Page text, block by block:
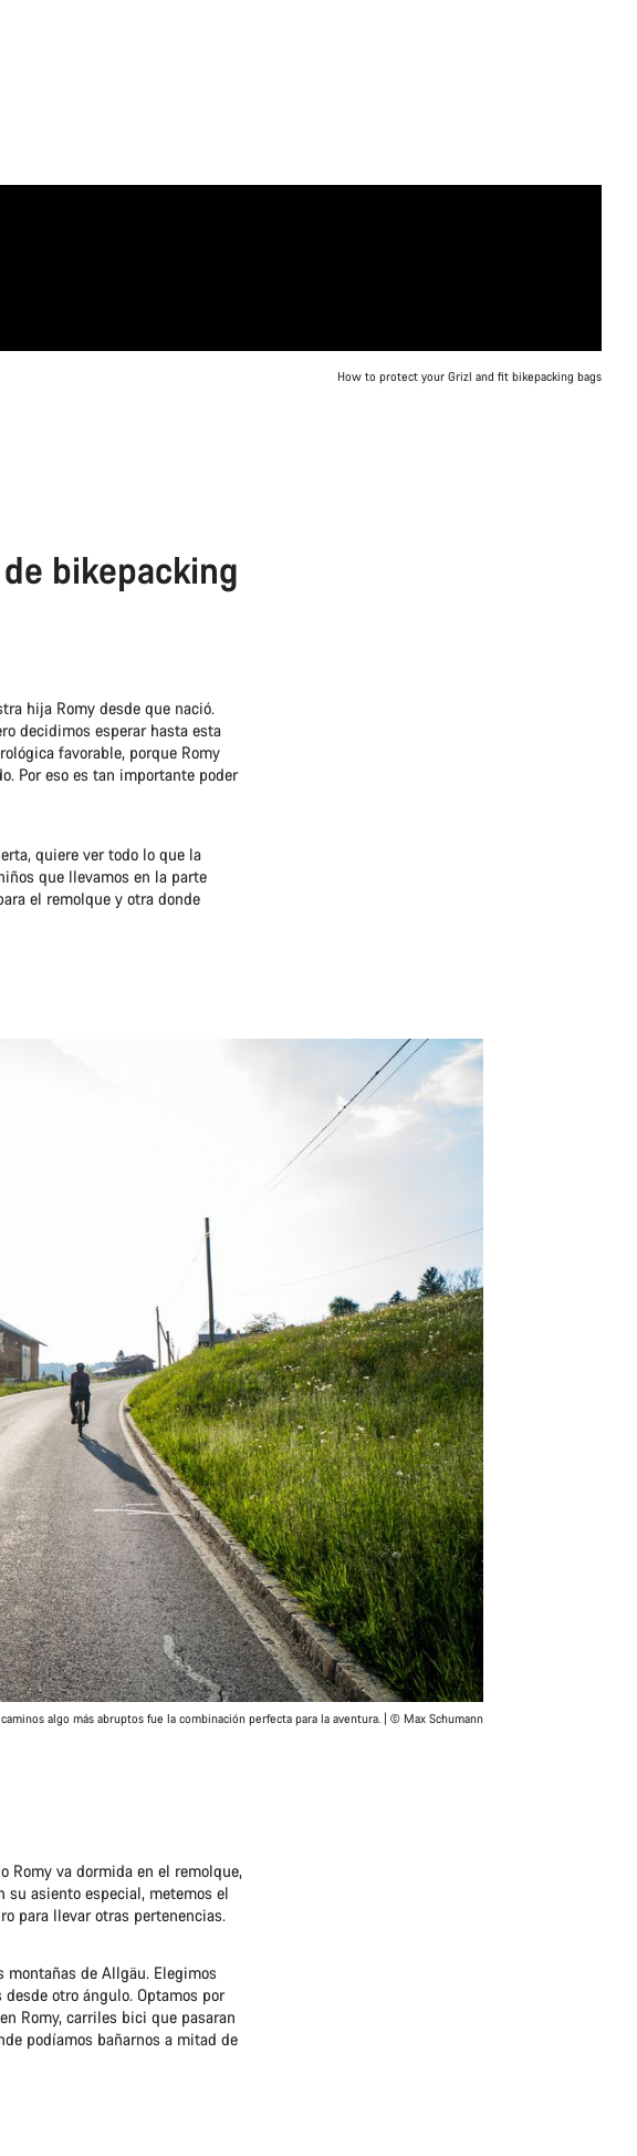
How to protect your Grizl and fit bikepacking bags
bikepacking
hija Romy desde que nació.
decidimos esperar hasta esta
favorable, porque Romy
Por eso es tan importante poder
quiere ver todo lo que la
que llevamos en la parte
el remolque y otra donde
algo más abruptos fue la combinación perfecta para la aventura. | © Max Schumann
Romy va dormida en el remolque,
su asiento especial, metemos el
para llevar otras pertenencias.
de Allgäu. Elegimos
otro ángulo. Optamos por
Romy, carriles bici que pasaran
podíamos bañarnos a mitad de